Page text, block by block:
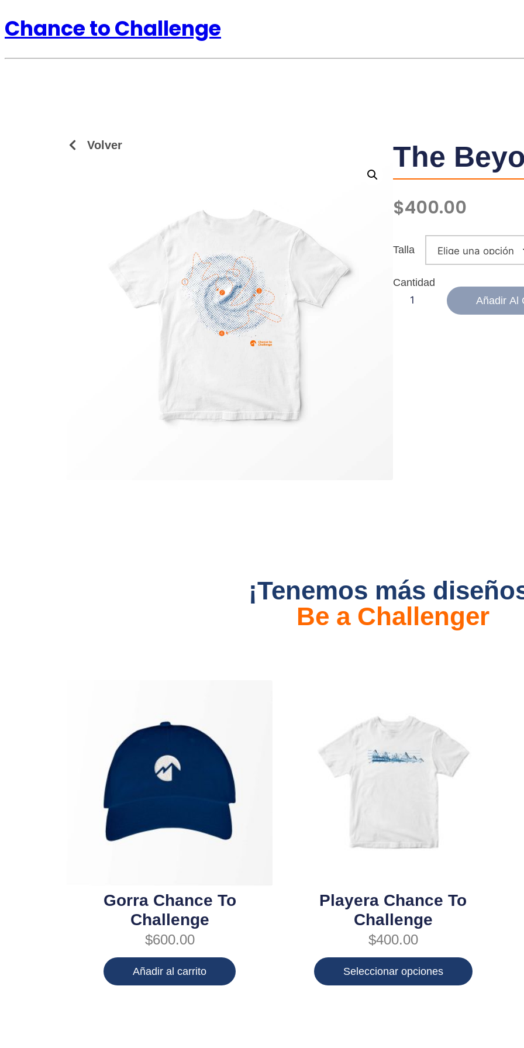
Chance to Challenge
Volver The
$400.00
Talla
Añadir Al
¡Tenemos más
Be a Challenger
Gorra Chance To
Challenge
$600.00
Añadir al carrito
Playera Chance To
Challenge
$400.00
Seleccionar opciones